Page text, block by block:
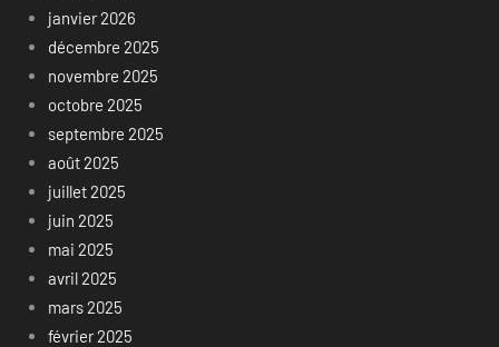
janvier 2026
décembre 2025
novembre 2025
octobre 2025
septembre 2025
août 2025
juillet 2025
juin 2025
mai 2025
avril 2025
mars 2025
février 2025